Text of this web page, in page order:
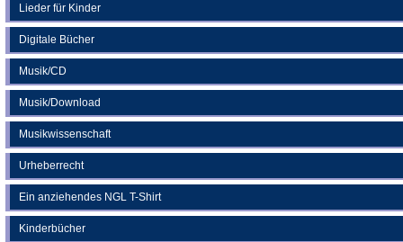
Lieder für Kinder
Digitale Bücher
Musik/CD
Musik/Download
Musikwissenschaft
Urheberrecht
Ein anziehendes NGL T-Shirt
Kinderbücher